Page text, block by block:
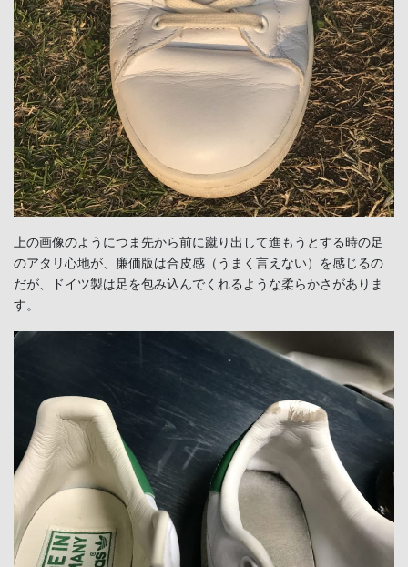
上の画像のようにつま先から前に蹴り出して進もうとする時の足
のアタリ心地が、廉価版は合皮感（うまく言えない）を感じるの
だが、ドイツ製は足を包み込んでくれるような柔らかさがありま
す。